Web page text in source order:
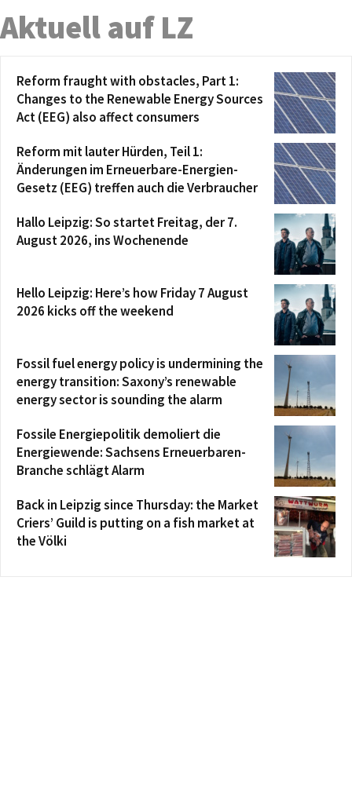
Aktuell auf LZ
Reform fraught with obstacles, Part 1:
Changes to the Renewable Energy Sources
Act (EEG) also affect consumers
Reform mit lauter Hürden, Teil 1:
Änderungen im Erneuerbare-Energien-
Gesetz (EEG) treffen auch die Verbraucher
Hallo Leipzig: So startet Freitag, der 7.
August 2026, ins Wochenende
Hello Leipzig: Here’s how Friday 7 August
2026 kicks off the weekend
Fossil fuel energy policy is undermining the
energy transition: Saxony’s renewable
energy sector is sounding the alarm
Fossile Energiepolitik demoliert die
Energiewende: Sachsens Erneuerbaren-
Branche schlägt Alarm
Back in Leipzig since Thursday: the Market
Criers’ Guild is putting on a fish market at
the Völki